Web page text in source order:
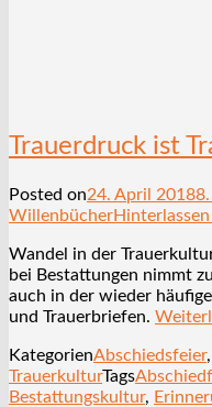
Trauerdruck ist
Posted on24. April 2018
Willenbücher
Wandel in der
bei Bestattungen nimmt
auch in der wieder
und Trauerbriefen.
KategorienAbschiedsfeier,
TrauerkulturTags
Bestattungskultur,